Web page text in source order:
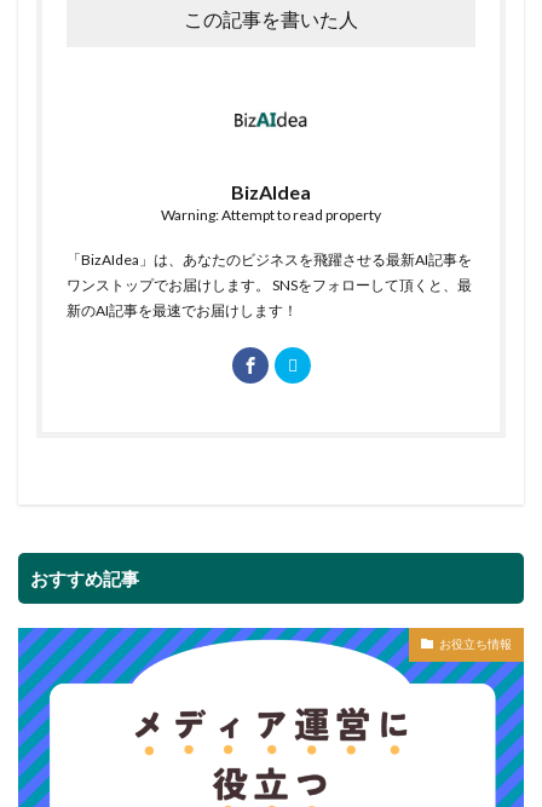
この記事を書いた人
BizAIdea
Warning: Attempt to read property
「BizAIdea」は、あなたのビジネスを飛躍させる最新AI記事を
ワンストップでお届けします。 SNSをフォローして頂くと、最
新のAI記事を最速でお届けします！
おすすめ記事
お役立ち情報